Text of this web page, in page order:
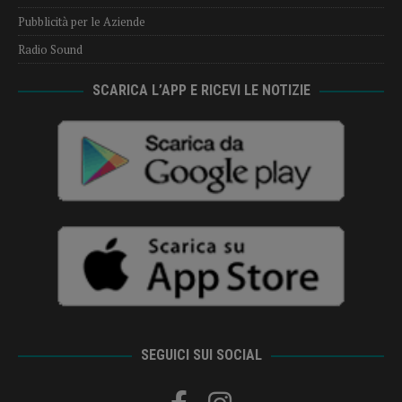
Pubblicità per le Aziende
Radio Sound
SCARICA L’APP E RICEVI LE NOTIZIE
SEGUICI SUI SOCIAL